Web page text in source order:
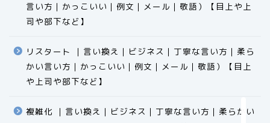
言い方｜かっこいい｜例文｜メール｜敬語）【目上や上
司や部下など】​​​​​​​​​​​​​​​​
リスタート ｜言い換え｜ビジネス｜丁寧な言い方｜柔ら
かい言い方｜かっこいい｜例文｜メール｜敬語）【目上
や上司や部下など】​​​​​​​​​​​​​​​​
複雑化 ｜言い換え｜ビジネス｜丁寧な言い方｜柔らかい
食品
科学
ビジネス用語